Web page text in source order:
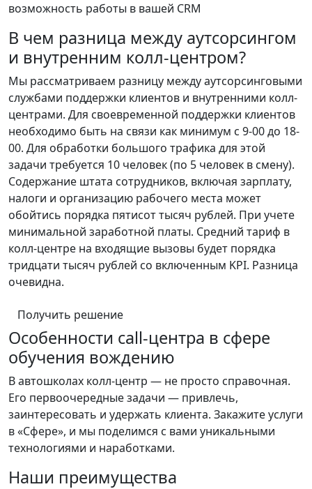
возможность работы в вашей CRM
В чем разница между аутсорсингом
и внутренним колл-центром?
Мы рассматриваем разницу между аутсорсинговыми
службами поддержки клиентов и внутренними колл-
центрами. Для своевременной поддержки клиентов
необходимо быть на связи как минимум с 9-00 до 18-
00. Для обработки большого трафика для этой
задачи требуется 10 человек (по 5 человек в смену).
Содержание штата сотрудников, включая зарплату,
налоги и организацию рабочего места может
обойтись порядка пятисот тысяч рублей. При учете
минимальной заработной платы. Средний тариф в
колл-центре на входящие вызовы будет порядка
тридцати тысяч рублей со включенным KPI. Разница
очевидна.
Получить решение
Особенности call-центра в сфере
обучения вождению
В автошколах колл-центр — не просто справочная.
Его первоочередные задачи — привлечь,
заинтересовать и удержать клиента. Закажите услуги
в «Сфере», и мы поделимся с вами уникальными
технологиями и наработками.
Наши преимущества